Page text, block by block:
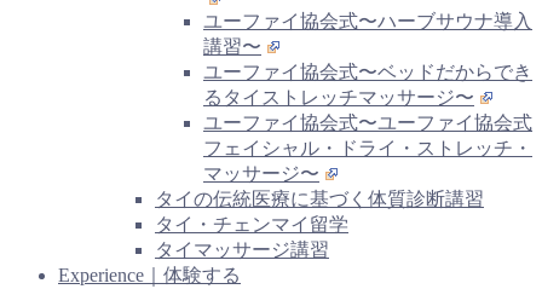
ユーファイ協会式〜ハーブサウナ導入
講習〜
ユーファイ協会式〜ベッドだからでき
るタイストレッチマッサージ〜
ユーファイ協会式〜ユーファイ協会式
フェイシャル・ドライ・ストレッチ・
マッサージ〜
タイの伝統医療に基づく体質診断講習
タイ・チェンマイ留学
タイマッサージ講習
Experience｜体験する